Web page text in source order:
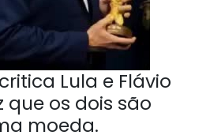
Lula e Flávio
que os dois são
moeda.